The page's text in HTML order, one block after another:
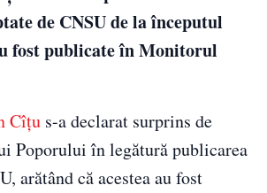
de CNSU de la începutul
fost publicate în Monitorul
Cîţu s-a declarat surprins de
Poporului în legătură publicarea
arătând că acestea au fost